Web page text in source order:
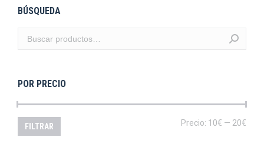
BÚSQUEDA
POR PRECIO
FILTRAR Precio: 10€ — 20€